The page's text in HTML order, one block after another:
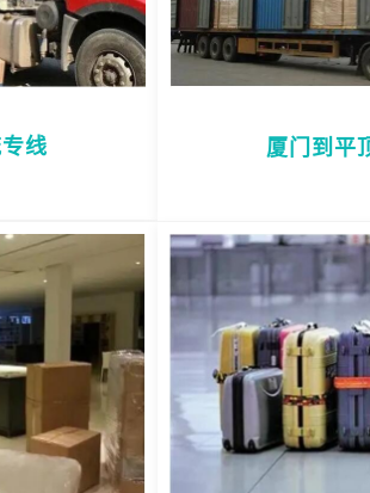
线 厦门到平